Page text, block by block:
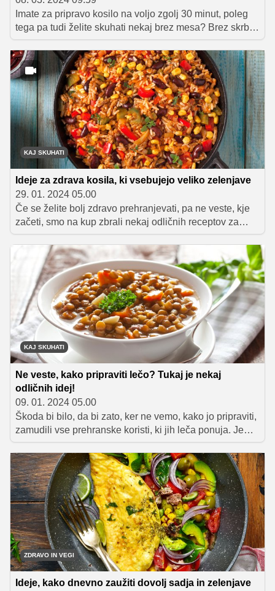
Imate za pripravo kosilo na voljo zgolj 30 minut, poleg
tega pa tudi želite skuhati nekaj brez mesa? Brez skrbi,
za vas imamo cel kup odličnih receptov! V zgolj pol ure
si lahko pripravite raznolike brezmesne jedi: od okusnih
njokov, tudi brez glutena, do okusnih testenin,
pripravljenih v eni posodi, in zdrave kvinojine solate.
KAJ SKUHATI
Ideje za zdrava kosila, ki vsebujejo veliko zelenjave
29. 01. 2024 05.00
Če se želite bolj zdravo prehranjevati, pa ne veste, kje
začeti, smo na kup zbrali nekaj odličnih receptov za
zdrava kosila, ki vas bodo nasitila, predvsem pa vas
bodo oskrbela s številnimi hranili, saj so pripravljena z
veliko različne zelenjave. Katerega od njih lahko
preizkusite še danes.
KAJ SKUHATI
Ne veste, kako pripraviti lečo? Tukaj je nekaj
odličnih idej!
09. 01. 2024 05.00
Škoda bi bilo, da bi zato, ker ne vemo, kako jo pripraviti,
zamudili vse prehranske koristi, ki jih leča ponuja. Je
namreč zelo zdravo in hranilno živilo, ki navdušuje s
prijetnim okusom in tudi vsestransko uporabnostjo,
poleg tega pa je tudi poceni. Lahko jo uporabimo pri
pripravi juh, enolončnic, omak, solat in namazov, iz leče
pa lahko pripravimo tudi okusne polpete ter brezmesno
'pečenko'. Preletite spodnji seznam in izberite recept, ki
ga boste v kratkem preizkusili.
ZDRAVO IN VEGI
Ideje, kako dnevno zaužiti dovolj sadja in zelenjave